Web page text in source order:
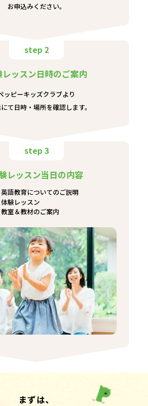
お申込みください。
step 2
ッスン日時のご案内
ッピーキッズクラブより
て日時・場所を確認します。
step 3
レッスン当日の内容
英語教育についてのご説明
体験レッスン
教室＆教材のご案内
まずは、